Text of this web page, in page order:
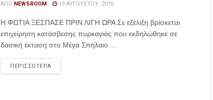
ΑΠΌ NEWSROOM 19 ΑΥΓΟΎΣΤΟΥ, 2016
Η ΦΩΤΙΑ ΞΕΣΠΑΣΕ ΠΡΙΝ ΛΙΓΗ ΩΡΑ Σε εξέλιξη βρίσκεται
επιχείρηση κατάσβεσης πυρκαγιάς που εκδηλώθηκε σε
δασική έκταση στο Μέγα Σπήλαιο ...
ΠΕΡΙΣΣΟΤΕΡΑ